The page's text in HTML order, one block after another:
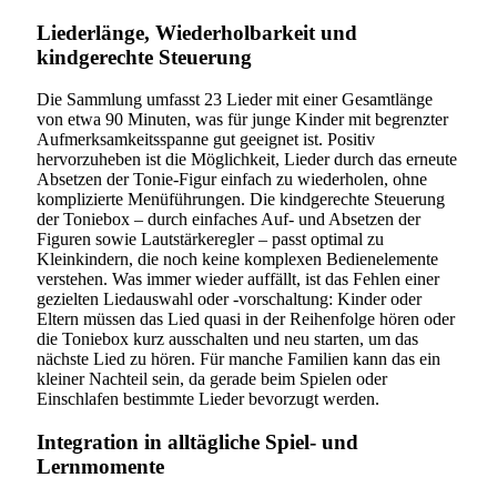
Liederlänge, Wiederholbarkeit und
kindgerechte Steuerung
Die Sammlung umfasst 23 Lieder mit einer Gesamtlänge
von etwa 90 Minuten, was für junge Kinder mit begrenzter
Aufmerksamkeitsspanne gut geeignet ist. Positiv
hervorzuheben ist die Möglichkeit, Lieder durch das erneute
Absetzen der Tonie-Figur einfach zu wiederholen, ohne
komplizierte Menüführungen. Die kindgerechte Steuerung
der Toniebox – durch einfaches Auf- und Absetzen der
Figuren sowie Lautstärkeregler – passt optimal zu
Kleinkindern, die noch keine komplexen Bedienelemente
verstehen. Was immer wieder auffällt, ist das Fehlen einer
gezielten Liedauswahl oder -vorschaltung: Kinder oder
Eltern müssen das Lied quasi in der Reihenfolge hören oder
die Toniebox kurz ausschalten und neu starten, um das
nächste Lied zu hören. Für manche Familien kann das ein
kleiner Nachteil sein, da gerade beim Spielen oder
Einschlafen bestimmte Lieder bevorzugt werden.
Integration in alltägliche Spiel- und
Lernmomente